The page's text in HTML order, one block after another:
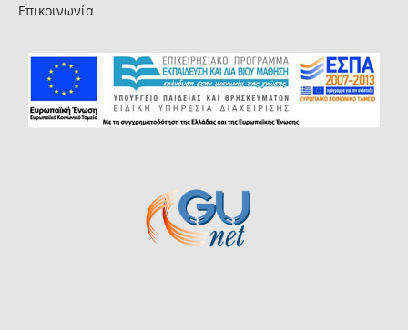
Επικοινωνία